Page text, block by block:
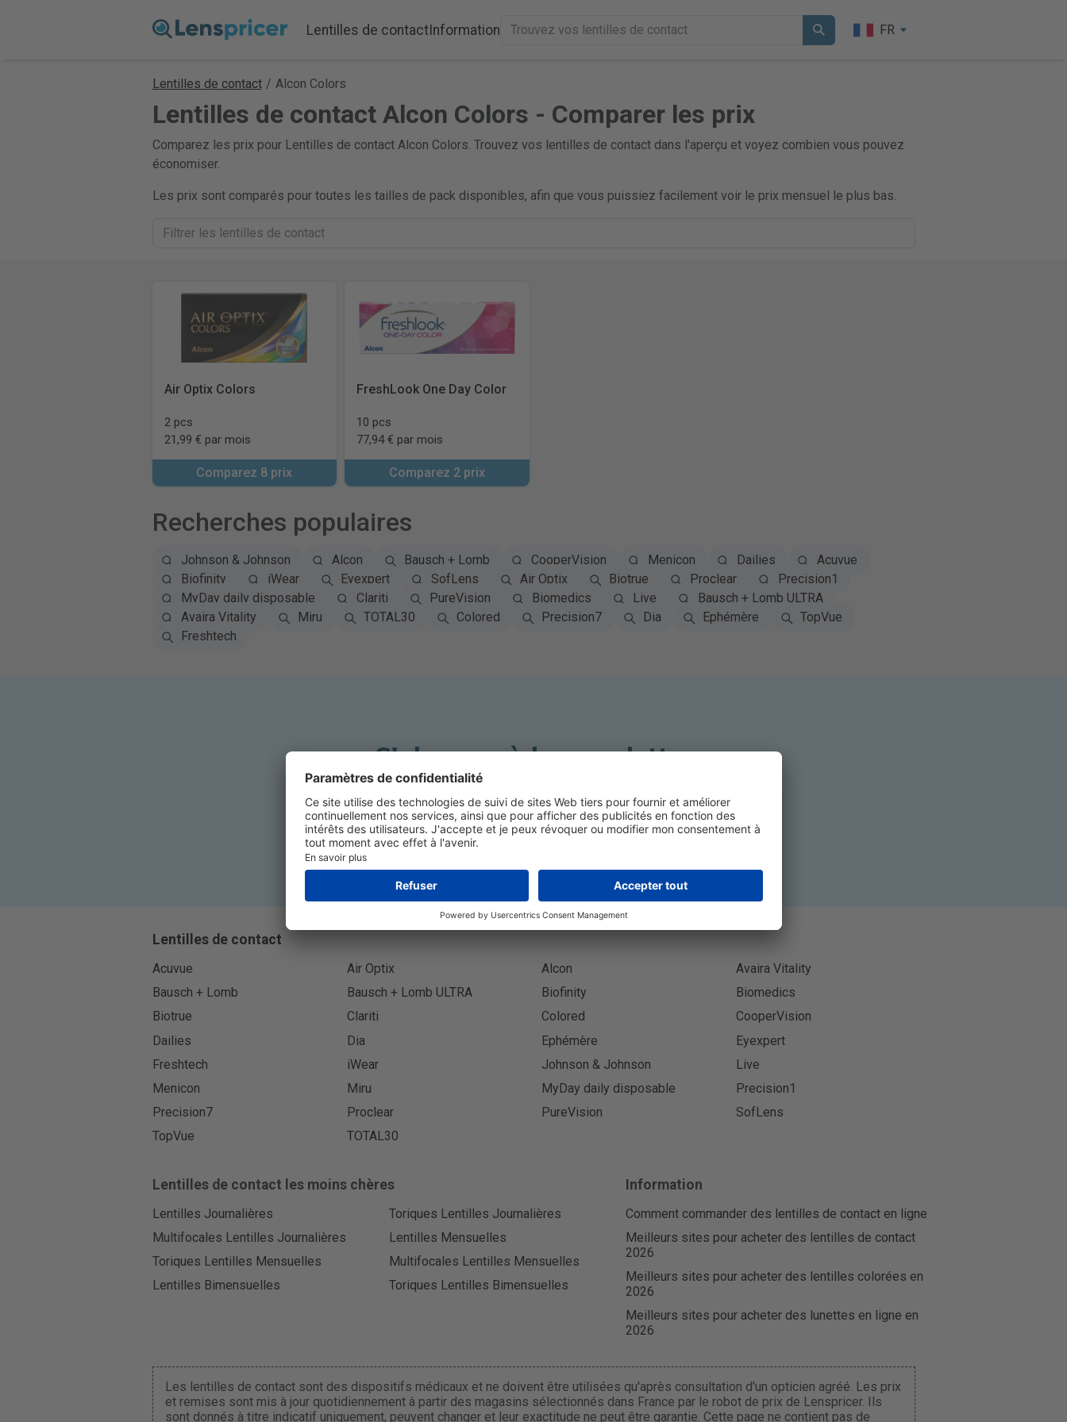
Lentilles de contactInformation FR
Lentilles de contact / Alcon Colors
Lentilles de contact Alcon Colors - Comparer les prix
Comparez les prix pour Lentilles de contact Alcon Colors. Trouvez vos lentilles de contact dans l'aperçu et voyez combien vous pouvez
économiser.
Les prix sont comparés pour toutes les tailles de pack disponibles, afin que vous puissiez facilement voir le prix mensuel le plus bas.
Air Optix Colors
2 pcs
21,99 € par mois
Comparez 8 prix
FreshLook One Day Color
10 pcs
77,94 € par mois
Comparez 2 prix
Recherches populaires
Johnson & Johnson Alcon Bausch + Lomb CooperVision Menicon Dailies
Acuvue
Biofinity
iWear Eyexpert SofLens Air Optix Biotrue Proclear
Precision1
MyDay daily disposable
Clariti PureVision Biomedics Live
Bausch + Lomb ULTRA
Avaira Vitality
Miru TOTAL30 Colored Precision7 Dia Ephémère
TopVue
Freshtech
S'abonner à la newsletter
S'abonner
Lentilles de contact
Acuvue Air Optix Alcon
Avaira Vitality
Bausch + Lomb
Bausch + Lomb ULTRA Biofinity
Biomedics
Biotrue
Clariti Colored
CooperVision
Dailies
Dia Ephémère
Eyexpert
Freshtech
iWear Johnson & Johnson
Live
Menicon
Miru MyDay daily disposable
Precision1
Precision7
Proclear PureVision
SofLens
TopVue
TOTAL30
Lentilles de contact les moins chères
Lentilles Journalières
Toriques Lentilles Journalières
Multifocales Lentilles Journalières
Lentilles Mensuelles
Toriques Lentilles Mensuelles
Multifocales Lentilles Mensuelles
Lentilles Bimensuelles
Toriques Lentilles Bimensuelles
Information
Comment commander des lentilles de contact en ligne
Meilleurs sites pour acheter des lentilles de contact
2026
Meilleurs sites pour acheter des lentilles colorées en
2026
Meilleurs sites pour acheter des lunettes en ligne en
2026
Les lentilles de contact sont des dispositifs médicaux et ne doivent être utilisées qu'après consultation d'un opticien agréé. Les prix
et remises sont mis à jour quotidiennement à partir des magasins sélectionnés dans France par le robot de prix de Lenspricer. Ils
sont donnés à titre indicatif uniquement, peuvent changer et leur exactitude ne peut être garantie. Cette page ne contient pas de